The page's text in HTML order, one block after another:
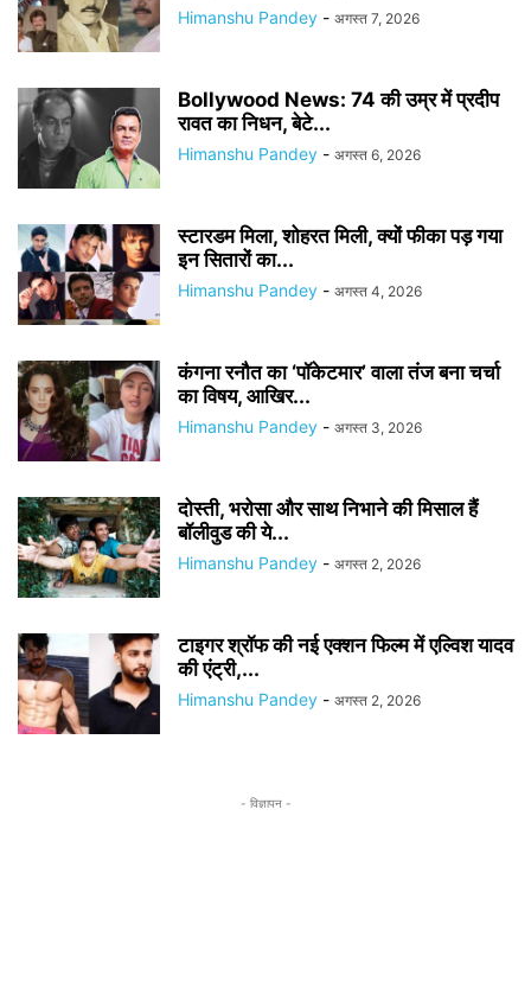
Himanshu Pandey - अगस्त 7, 2026
Bollywood News: 74 की उम्र में प्रदीप
रावत का निधन, बेटे...
Himanshu Pandey - अगस्त 6, 2026
स्टारडम मिला, शोहरत मिली, क्यों फीका पड़ गया
इन सितारों का...
Himanshu Pandey - अगस्त 4, 2026
कंगना रनौत का ‘पॉकेटमार’ वाला तंज बना चर्चा
का विषय, आखिर...
Himanshu Pandey - अगस्त 3, 2026
दोस्ती, भरोसा और साथ निभाने की मिसाल हैं
बॉलीवुड की ये...
Himanshu Pandey - अगस्त 2, 2026
टाइगर श्रॉफ की नई एक्शन फिल्म में एल्विश यादव
की एंट्री,...
Himanshu Pandey - अगस्त 2, 2026
- विज्ञापन -